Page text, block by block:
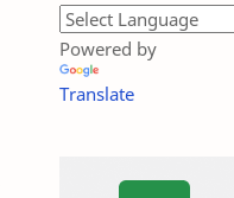
Powered by
Translate